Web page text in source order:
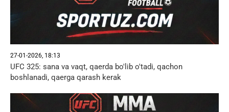
27-01-2026, 18:13
UFC 325: sana va vaqt, qaerda bo'lib o'tadi, qachon
boshlanadi, qaerga qarash kerak